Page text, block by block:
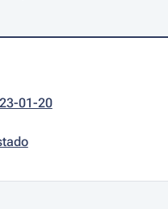
01-20